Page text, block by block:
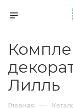
Лилль
Главная —